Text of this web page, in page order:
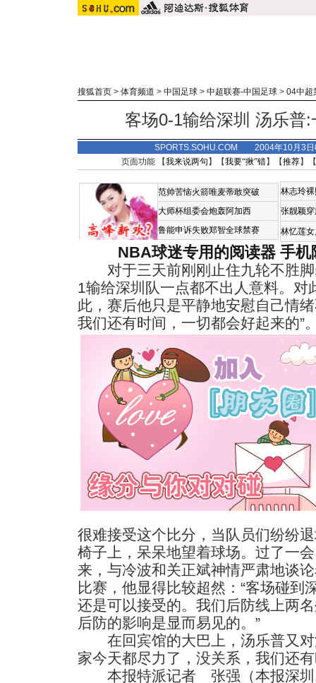
搜狐首页 > 体育频道 > 中国足球 > 中超联赛-中国足球 > 04中超
客场0-1输给深圳 汤乐普
SPORTS.SOHU.COM 2004年10月3
页面功能 【我来说两句 】【我要“揪”错】【推荐】
范帅苦恼火箭唯麦蒂敢突破
大师杯组委会炮轰阿加西
鲁能申诉失败郑智全球禁赛
林志玲
张靓颖
林忆莲
NBA球迷专用的阅读器 手机
对于三天前刚刚止住九轮不胜脚
1输给深圳队一点都不出人意料。对
此，赛后他只是平静地安慰自己情
我们还有时间，一切都会好起来的”
很难接受这个比分，当队员们纷纷
椅子上，呆呆地望着球场。过了一
来，与冷波和关正斌神情严肃地谈
比赛，他显得比较超然：“客场碰到
还是可以接受的。我们后防线上两
后防的影响是显而易见的。”
在回宾馆的大巴上，汤乐普又对
家今天都尽力了，没关系，我们还
本报特派记者 张强（本报深圳